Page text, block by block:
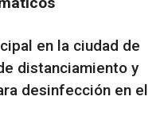
en la ciudad de
distanciamiento y
desinfección en el